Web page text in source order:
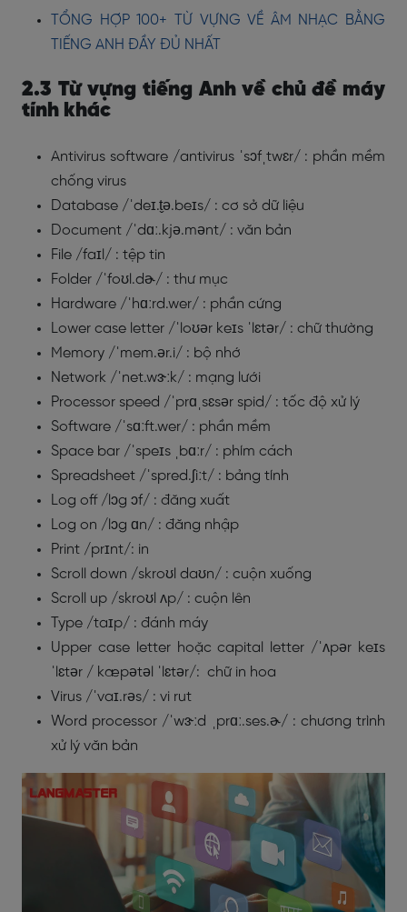
TỔNG HỢP 100+ TỪ VỰNG VỀ ÂM NHẠC BẰNG
TIẾNG ANH ĐẦY ĐỦ NHẤT
2.3 Từ vựng tiếng Anh về chủ đề máy
tính khác
Antivirus software /antivirus ˈsɔfˌtwɛr/ : phần mềm
chống virus
Database /ˈdeɪ.t̬ə.beɪs/ : cơ sở dữ liệu
Document /ˈdɑː.kjə.mənt/ : văn bản
File /faɪl/ : tệp tin
Folder /ˈfoʊl.dɚ/ : thư mục
Hardware /ˈhɑːrd.wer/ : phần cứng
Lower case letter /ˈloʊər keɪs ˈlɛtər/ : chữ thường
Memory /ˈmem.ər.i/ : bộ nhớ
Network /ˈnet.wɝːk/ : mạng lưới
Processor speed /ˈprɑˌsɛsər spid/ : tốc độ xử lý
Software /ˈsɑːft.wer/ : phần mềm
Space bar /ˈspeɪs ˌbɑːr/ : phím cách
Spreadsheet /ˈspred.ʃiːt/ : bảng tính
Log off /lɔg ɔf/ : đăng xuất
Log on /lɔg ɑn/ : đăng nhập
Print /prɪnt/: in
Scroll down /skroʊl daʊn/ : cuộn xuống
Scroll up /skroʊl ʌp/ : cuộn lên
Type /taɪp/ : đánh máy
Upper case letter hoặc capital letter /ˈʌpər keɪs
ˈlɛtər / kæpətəl ˈlɛtər/: chữ in hoa
Virus /ˈvaɪ.rəs/ : vi rut
Word processor /ˈwɝːd ˌprɑː.ses.ɚ/ : chương trình
xử lý văn bản